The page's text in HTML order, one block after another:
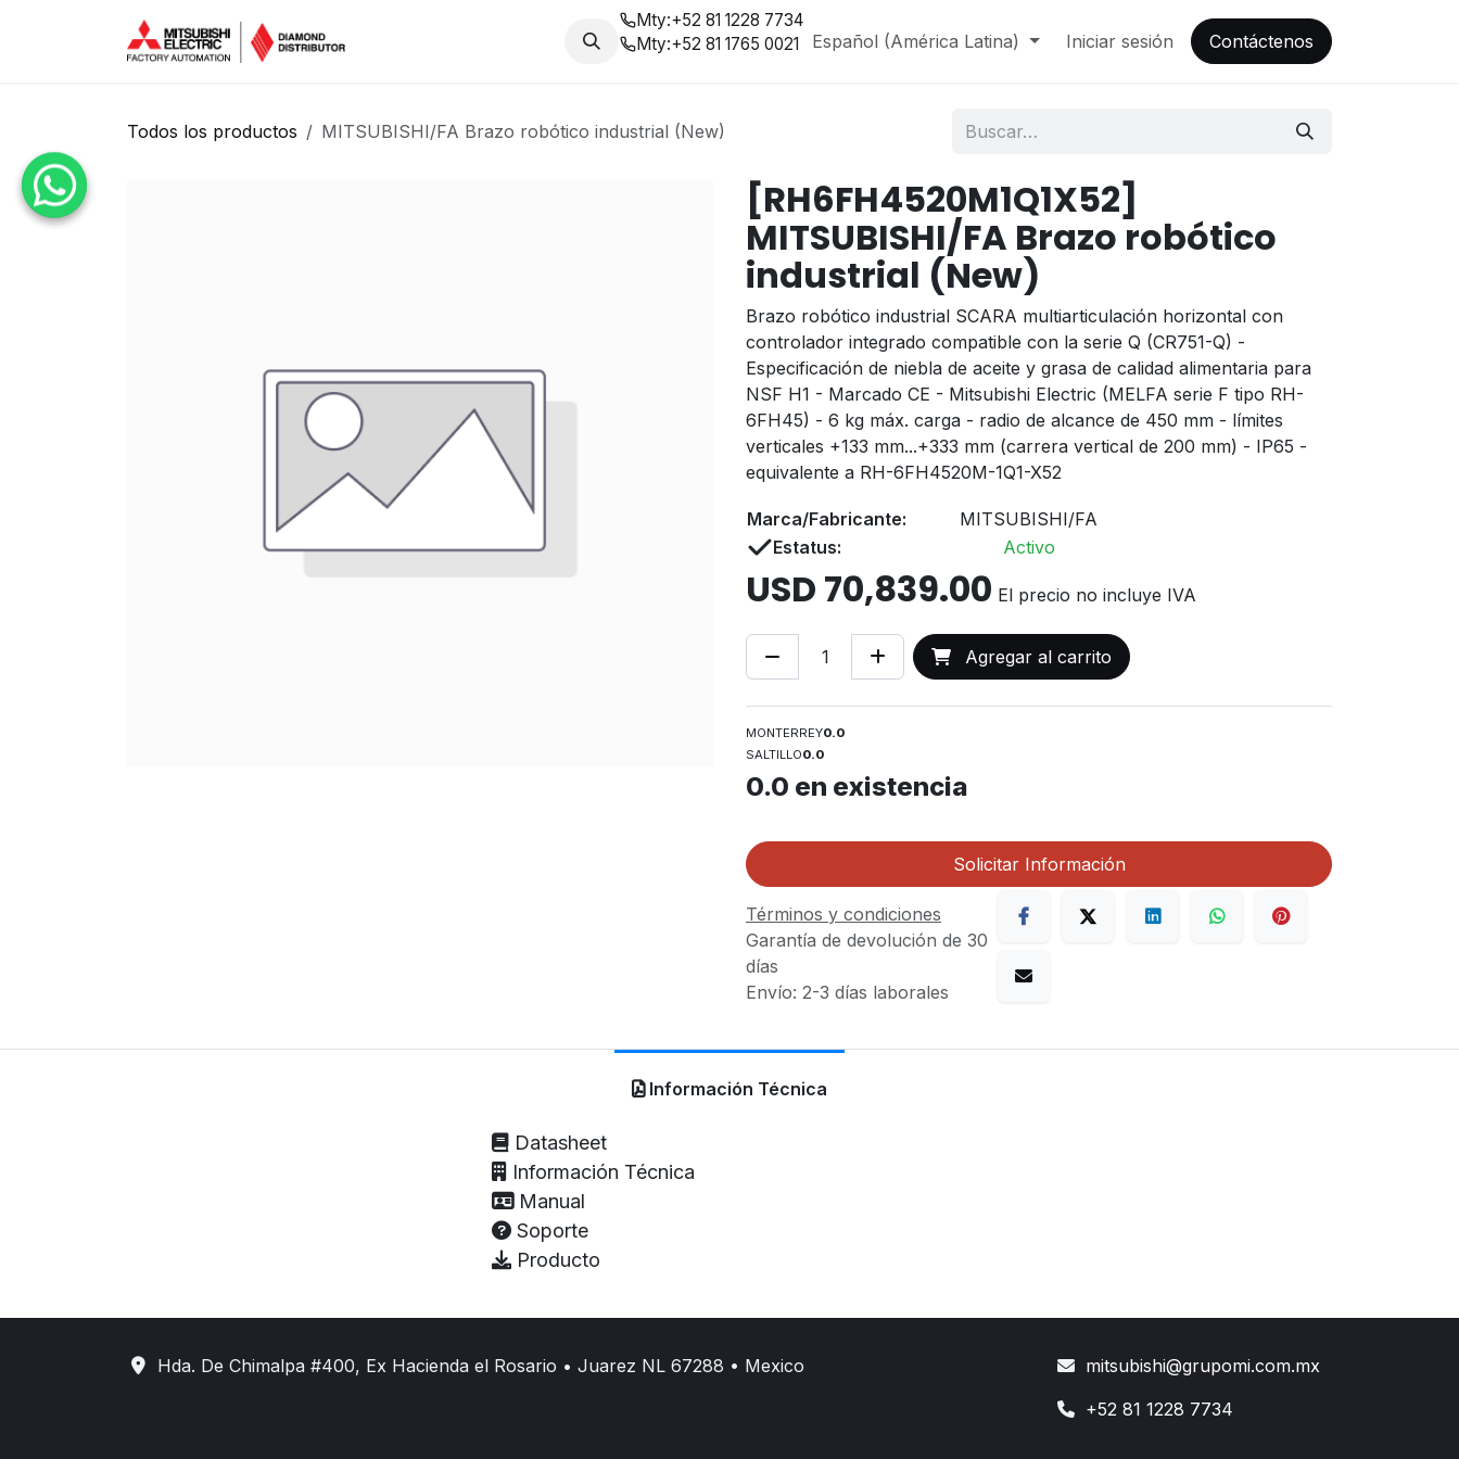
Nosotros Blog
Mty:+52 81 1228 7734
Mty:+52 81 1765 0021 Español (América Latina) Iniciar sesión Contáctenos
Todos los productos MITSUBISHI/FA Brazo robótico industrial (New)
[RH6FH4520M1Q1X52]
MITSUBISHI/FA Brazo robótico
industrial (New)
Brazo robótico industrial SCARA multiarticulación horizontal con
controlador integrado compatible con la serie Q (CR751-Q) -
Especificación de niebla de aceite y grasa de calidad alimentaria para
NSF H1 - Marcado CE - Mitsubishi Electric (MELFA serie F tipo RH-
6FH45) - 6 kg máx. carga - radio de alcance de 450 mm - límites
verticales +133 mm...+333 mm (carrera vertical de 200 mm) - IP65 -
equivalente a RH-6FH4520M-1Q1-X52
Marca/Fabricante:
MITSUBISHI/FA
Estatus:
Activo
USD 70,839.00 El precio no incluye IVA
Agregar al carrito
MONTERREY0.0
SALTILLO0.0
0.0 en existencia
Solicitar Información
Términos y condiciones
Garantía de devolución de 30
días
Envío: 2-3 días laborales
Información Técnica
Datasheet
Información Técnica
Manual
Soporte
Producto
Hda. De Chimalpa #400, Ex Hacienda el Rosario • Juarez NL 67288 • Mexico
mitsubishi@grupomi.com.mx
+52 81 1228 7734